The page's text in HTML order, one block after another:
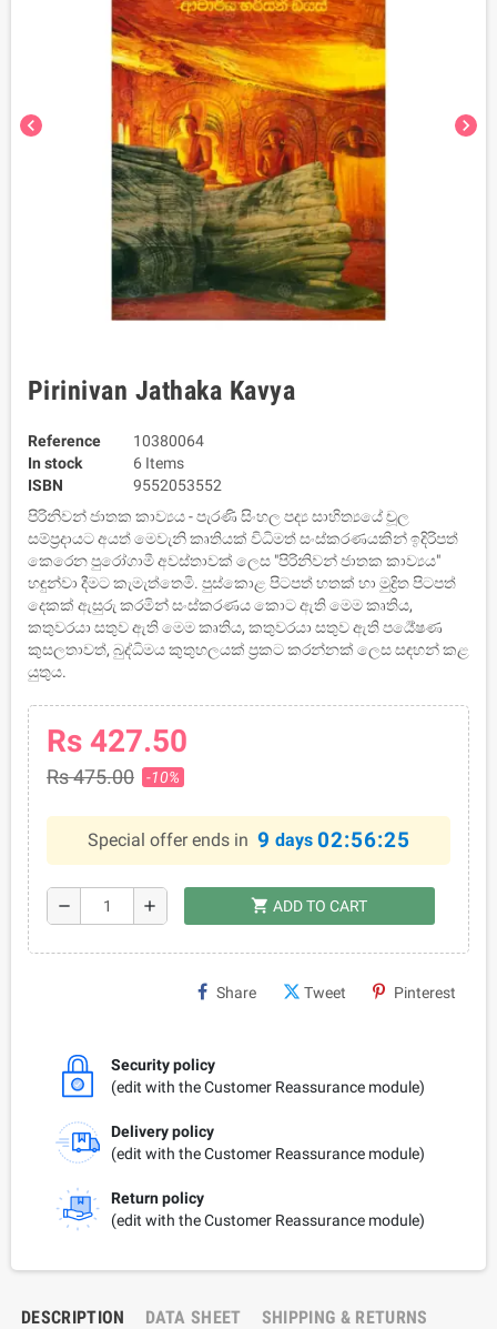
chevron_left chevron_right
Pirinivan Jathaka Kavya
Reference
10380064
In stock
6 Items
ISBN
9552053552
පිරිනිවන් ජාතක කාව්‍යය - පැරණි සිංහල පද්‍ය සාහිත්‍යයේ චූල
සම්ප්‍රදායට අයත් මෙවැනි කෘතියක් විධිමත් සංස්කරණයකින් ඉදිරිපත්
කෙරෙන පුරෝගාමී අවස්තාවක් ලෙස "පිරිනිවන් ජාතක කාව්‍යය"
හඳුන්වා දීමට කැමැත්තෙමි. පුස්කොළ පිටපත් හතක් හා මුද්‍රිත පිටපත්
දෙකක් ඇසුරු කරමින් සංස්කරණය කොට ඇති මෙම කෘතිය,
කතුවරයා සතුව ඇති මෙම කෘතිය, කතුවරයා සතුව ඇති පර්‍යේෂණ
කුසලතාවත්, බුද්ධිමය කුතුහලයක් ප්‍රකට කරන්නක් ලෙස සඳහන් කළ
යුතුය.
Rs 427.50
Rs 475.00 -10%
Special offer ends in 9 days 02:56:25
remove add shopping_cart ADD TO CART
Share Tweet Pinterest
Security policy
(edit with the Customer Reassurance module)
Delivery policy
(edit with the Customer Reassurance module)
Return policy
(edit with the Customer Reassurance module)
DESCRIPTION DATA SHEET SHIPPING & RETURNS